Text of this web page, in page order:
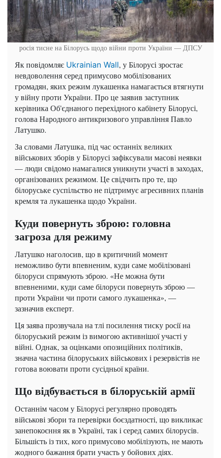
росія тисне на Білорусь щодо війни проти України — ДПСУ
Як повідомляє Ukrainian Wall, у Білорусі зростає
невдоволення серед примусово мобілізованих
громадян, яких режим лукашенка намагається втягнути
у війну проти України. Про це заявив заступник
керівника Об'єднаного перехідного кабінету Білорусі,
голова Народного антикризового управління Павло
Латушко.
За словами Латушка, під час останніх великих
військових зборів у Білорусі зафіксували масові неявки
— люди свідомо намагалися уникнути участі в заходах,
організованих режимом. Це свідчить про те, що
білоруське суспільство не підтримує агресивних планів
кремля та лукашенка щодо України.
Куди повернуть зброю: головна
загроза для режиму
Латушко наголосив, що в критичний момент
неможливо бути впевненим, куди саме мобілізовані
білоруси спрямують зброю. «Не можна бути
впевненими, куди саме білоруси повернуть зброю —
проти України чи проти самого лукашенка», —
зазначив експерт.
Ця заява прозвучала на тлі посилення тиску росії на
білоруський режим із вимогою активнішої участі у
війні. Однак, за оцінками опозиційних політиків,
значна частина білоруських військових і резервістів не
готова воювати проти сусідньої країни.
Що відбувається в білоруській армії
Останнім часом у Білорусі регулярно проводять
військові збори та перевірки боєздатності, що викликає
занепокоєння як в Україні, так і серед самих білорусів.
Більшість із тих, кого примусово мобілізують, не мають
жодного бажання брати участь у бойових діях.